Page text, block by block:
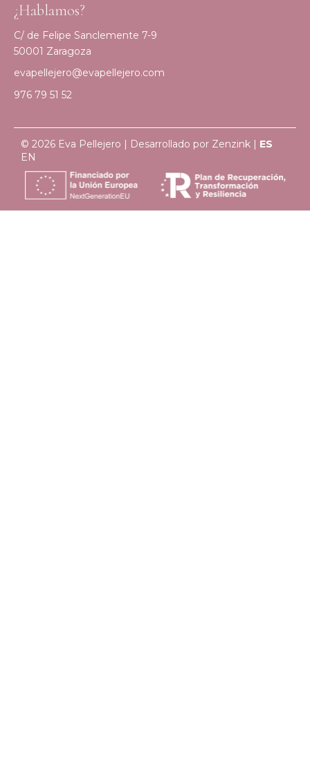
¿Hablamos?
C/ de Felipe Sanclemente 7-9
50001 Zaragoza
evapellejero@evapellejero.com
976 79 51 52
© 2026 Eva Pellejero | Desarrollado por Zenzink | ES
EN